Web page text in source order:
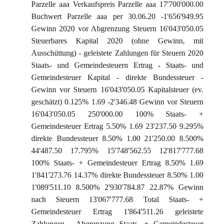
Parzelle aaa Verkaufspreis Parzelle aaa 17'700'000.00
Buchwert Parzelle aaa per 30.06.20 -1'656'949.95
Gewinn 2020 vor Abgrenzung Steuern 16'043'050.05
Steuerbares Kapital 2020 (ohne Gewinn, mit
Ausschüttung) - geleistete Zahlungen für Steuern 2020
Staats- und Gemeindesteuern Ertrag - Staats- und
Gemeindesteuer Kapital - direkte Bundessteuer -
Gewinn vor Steuern 16'043'050.05 Kapitalsteuer (ev.
geschätzt) 0.125% 1.69 -2'346.48 Gewinn vor Steuern
16'043'050.05 250'000.00 100% Staats- +
Gemeindesteuer Ertrag 5.50% 1.69 23'237.50 9.295%
direkte Bundessteuer 8.50% 1.00 21'250.00 8.500%
44'487.50 17.795% 15'748'562.55 12'817'777.68
100% Staats- + Gemeindesteuer Ertrag 8.50% 1.69
1'841'273.76 14.37% direkte Bundessteuer 8.50% 1.00
1'089'511.10 8.500% 2'930'784.87 22.87% Gewinn
nach Steuern 13'067'777.68 Total Staats- +
Gemeindesteuer Ertrag 1'864'511.26 geleistete